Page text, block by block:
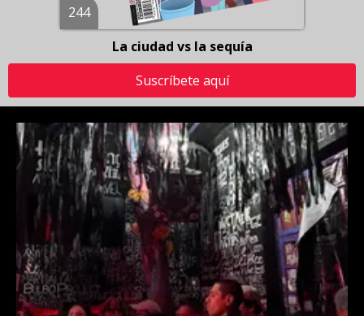
244
La ciudad vs la sequía
Suscríbete aquí